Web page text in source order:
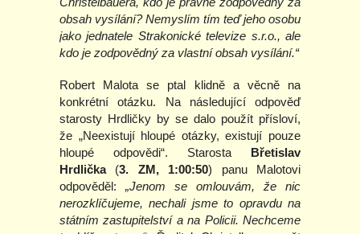
obsah vysílání? Nemyslím tím teď jeho osobu
jako jednatele Strakonické televize s.r.o., ale
kdo je zodpovědný za vlastní obsah vysílání.“
Robert Malota se ptal klidně a věcně na
konkrétní otázku. Na následující odpověď
starosty Hrdličky by se dalo použít přísloví,
že „Neexistují hloupé otázky, existují pouze
hloupé odpovědi“. Starosta Břetislav
Hrdlička(3. ZM, 1:00:50) panu Malotovi
odpověděl: „Jenom se omlouvám, že nic
nerozklíčujeme, nechali jsme to opravdu na
státním zastupitelství a na Policii. Nechceme